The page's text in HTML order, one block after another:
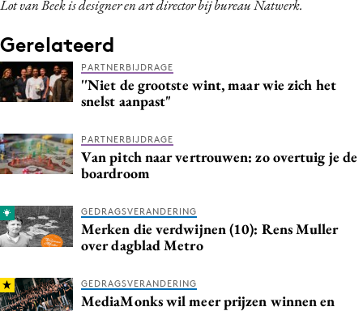
Lot van Beek is designer en art director bij bureau Natwerk.
Gerelateerd
PARTNERBIJDRAGE
''Niet de grootste wint, maar wie zich het
snelst aanpast"
PARTNERBIJDRAGE
Van pitch naar vertrouwen: zo overtuig je de
boardroom
GEDRAGSVERANDERING
Merken die verdwijnen (10): Rens Muller
over dagblad Metro
GEDRAGSVERANDERING
MediaMonks wil meer prijzen winnen en